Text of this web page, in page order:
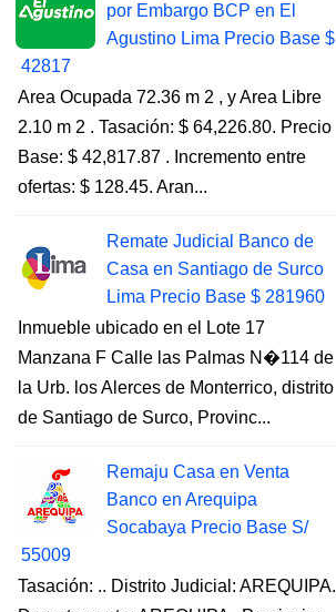
por Embargo BCP en El
Agustino Lima Precio Base $
42817
Area Ocupada 72.36 m 2 , y Area Libre
2.10 m 2 . Tasación: $ 64,226.80. Precio
Base: $ 42,817.87 . Incremento entre
ofertas: $ 128.45. Aran...
Remate Judicial Banco de
Casa en Santiago de Surco
Lima Precio Base $ 281960
Inmueble ubicado en el Lote 17
Manzana F Calle las Palmas N�114 de
la Urb. los Alerces de Monterrico, distrito
de Santiago de Surco, Provinc...
Remaju Casa en Venta
Banco en Arequipa
Socabaya Precio Base S/
55009
Tasación: .. Distrito Judicial: AREQUIPA.